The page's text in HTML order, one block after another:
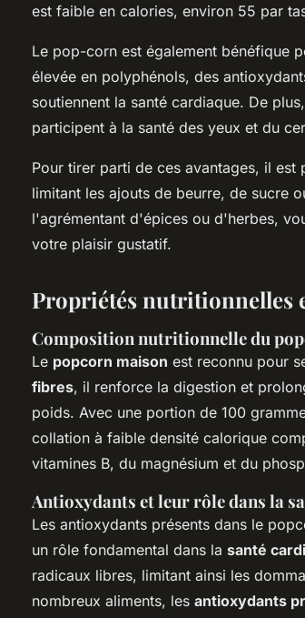
est faible en calories, environ 55 par
Le pop-corn est également bénéfique
élevée en polyphénols, des
soutiennent la santé cardiaque. De
participent à la santé des yeux et du
Pour tirer parti de ces avantages, il
limitant les ajouts de beurre, de sucre
l'agrémentant d'épices ou d'herbes,
votre plaisir gustatif.
Propriétés nutritionnelles
Composition nutritionnelle du
Le popcorn maison est reconnu pour
fibres, il renforce la digestion et
poids. Avec une portion de 100
collation à faible densité calorique
vitamines B, du magnésium et du
Antioxydants et leur rôle dans la
Les antioxydants présents dans le
un rôle fondamental dans la santé
radicaux libres, limitant ainsi les
nombreux aliments, les antioxydants